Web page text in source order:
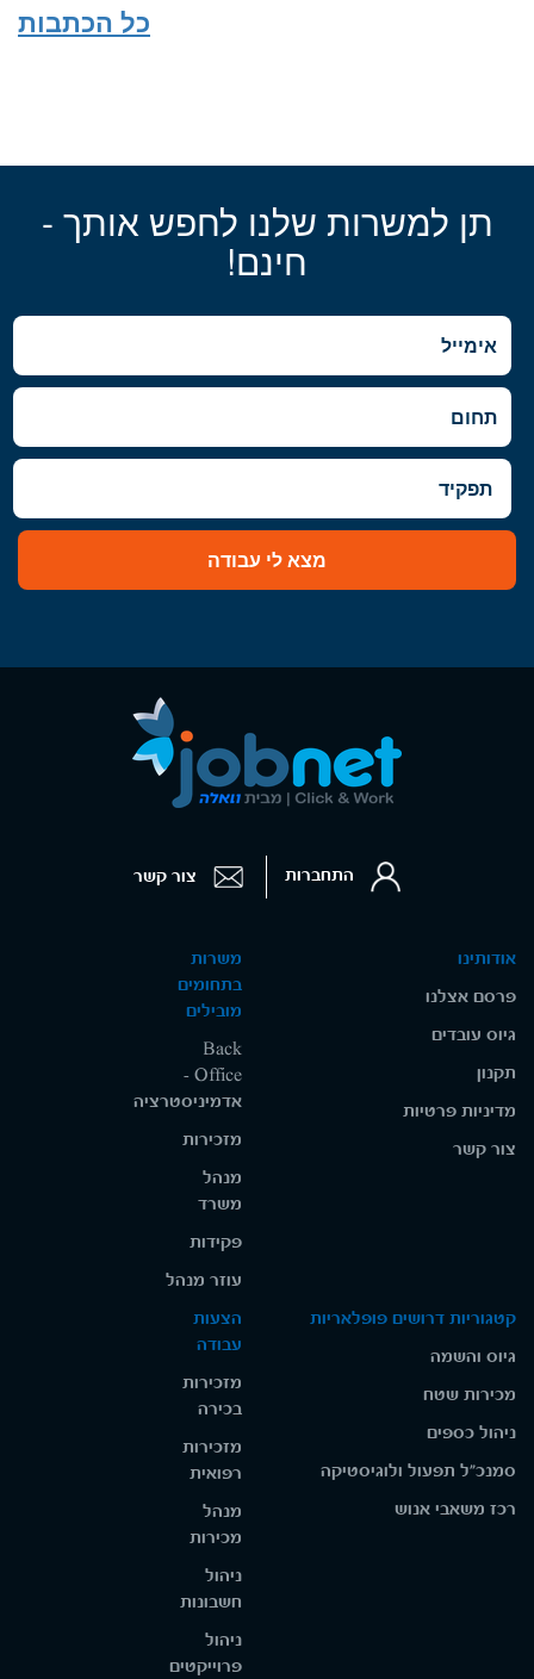
כל הכתבות
תן למשרות שלנו לחפש אותך -
חינם!
מצא לי עבודה
אודותינו
פרסם אצלנו
גיוס עובדים
תקנון
מדיניות פרטיות
צור קשר
משרות
בתחומים
מובילים
Back
Office -
אדמיניסטרציה
מזכירות
מנהל
משרד
פקידות
עוזר מנהל
קטגוריות דרושים פופלאריות
גיוס והשמה
מכירות שטח
ניהול כספים
סמנכ"ל תפעול ולוגיסטיקה
רכז משאבי אנוש
הצעות
עבודה
מזכירות
בכירה
מזכירות
רפואית
מנהל
מכירות
ניהול
חשבונות
ניהול
פרוייקטים